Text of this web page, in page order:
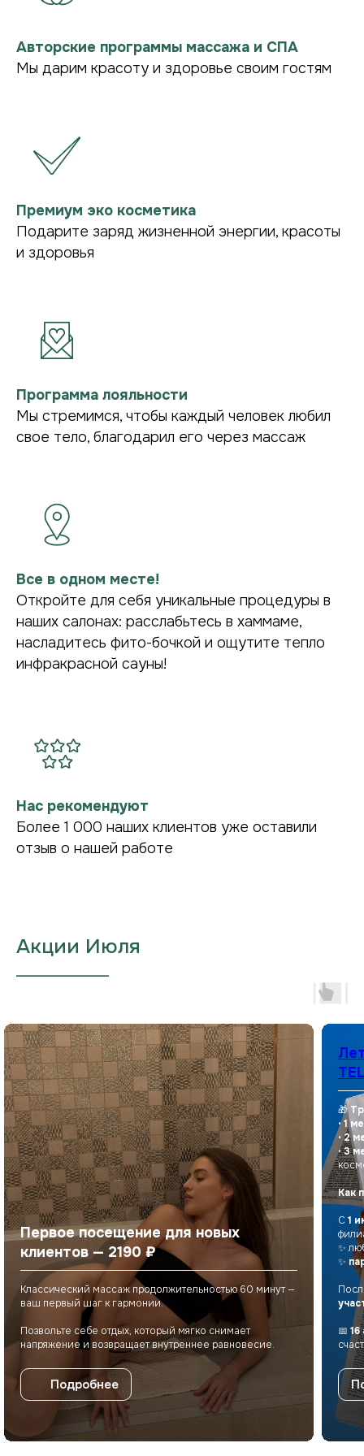
Авторские программы массажа и СПА
Мы дарим красоту и здоровье своим гостям
Премиум эко косметика
Подарите заряд жизненной энергии, красоты
и здоровья
Программа лояльности
Мы стремимся, чтобы каждый человек любил
свое тело, благодарил его через массаж
Все в одном месте!
Откройте для себя уникальные процедуры в
наших салонах: расслабьтесь в хаммаме,
насладитесь фито-бочкой и ощутите тепло
инфракрасной сауны!
Нас рекомендуют
Более 1 000 наших клиентов уже оставили
отзыв о нашей работе
Акции Июля
___________________
Первое посещение для новых
клиентов — 2190 ₽
Классический массаж продолжительностью 60 минут —
ваш первый шаг к гармонии.
Позвольте себе отдых, который мягко снимает
напряжение и возвращает внутреннее равновесие.
Подробнее
🎁
•1
•2
•3
Как
С 1
✨
✨
📅 16
друзей (от 7 человек), мы с радостью организуем
заботы. Позвольте себе отдых, который
запомнится.
Телефон
+7 900 330-96-33
Режим работы
Пн-Вc: 8:00 – 22:00
E-mail
eco_telo@mail.ru